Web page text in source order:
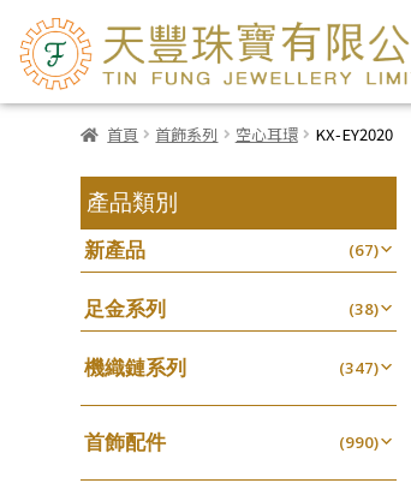
首頁 首飾系列 空心耳環 KX-EY2020
產品類別
新產品 (67)
足金系列 (38)
機織鏈系列 (347)
珠仔鏈 (25)
镶口链 (61)
管狀網鏈 (11)
首飾配件 (990)
耳環類配件 (341)